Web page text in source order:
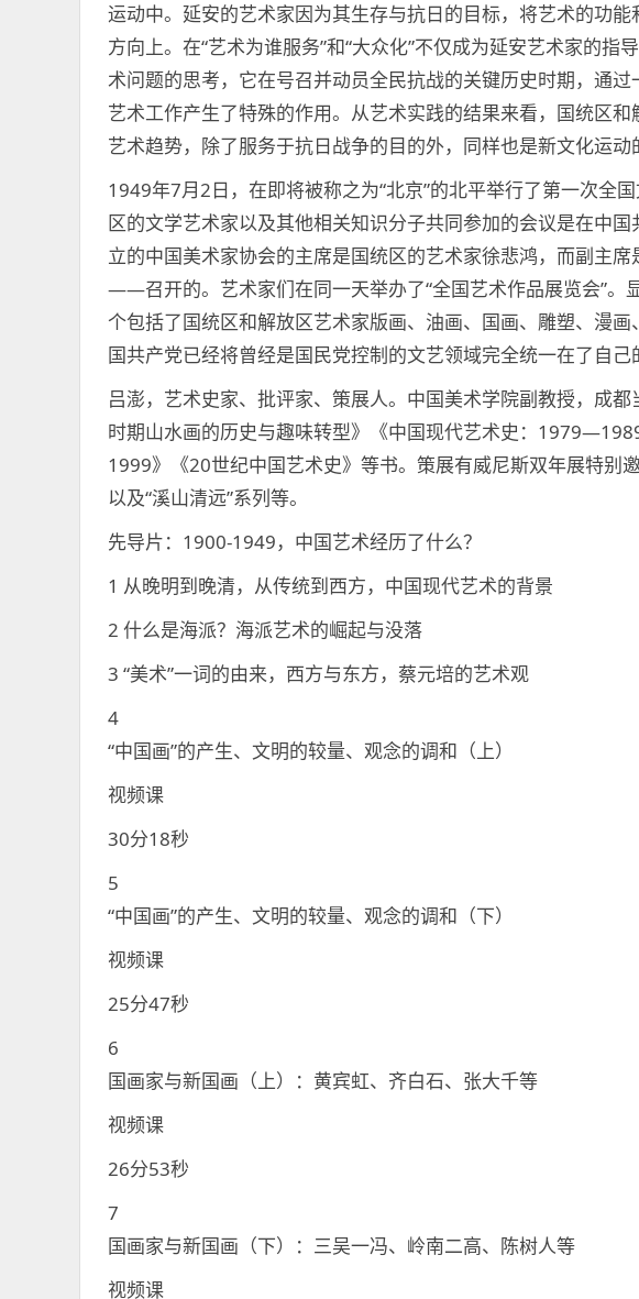
运动中。延安的艺术家因为其生存与抗日的目标，将艺术的功
方向上。在“艺术为谁服务”和“大众化”不仅成为延安艺术家的指
术问题的思考，它在号召并动员全民抗战的关键历史时期，通
艺术工作产生了特殊的作用。从艺术实践的结果来看，国统区和
艺术趋势，除了服务于抗日战争的目的外，同样也是新文化运动
1949年7月2日，在即将被称之为“北京”的北平举行了第一次全
区的文学艺术家以及其他相关知识分子共同参加的会议是在中
立的中国美术家协会的主席是国统区的艺术家徐悲鸿，而副主
——召开的。艺术家们在同一天举办了“全国艺术作品展览会”。
个包括了国统区和解放区艺术家版画、油画、国画、雕塑、漫
国共产党已经将曾经是国民党控制的文艺领域完全统一在了自己
吕澎，艺术史家、批评家、策展人。中国美术学院副教授，成
时期山水画的历史与趣味转型》《中国现代艺术史：
1999》《20世纪中国艺术史》等书。策展有威尼斯双年展特别邀
以及“溪山清远”系列等。
先导片：1900-1949，中国艺术经历了什么？
1 从晚明到晚清，从传统到西方，中国现代艺术的背景
2 什么是海派？海派艺术的崛起与没落
3 “美术”一词的由来，西方与东方，蔡元培的艺术观
4
“中国画”的产生、文明的较量、观念的调和（上）
视频课
30分18秒
5
“中国画”的产生、文明的较量、观念的调和（下）
视频课
25分47秒
6
国画家与新国画（上）：黄宾虹、齐白石、张大千等
视频课
26分53秒
7
国画家与新国画（下）：三吴一冯、岭南二高、陈树人等
视频课